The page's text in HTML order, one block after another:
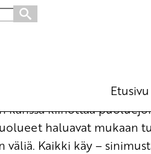
Etusivu
kanssa kiihottaa
haluavat mukaan
väliä. Kaikki käy –